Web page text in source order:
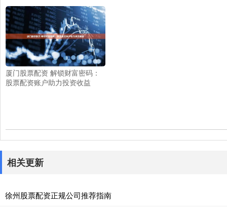
厦门股票配资 解锁财富密码：
股票配资账户助力投资收益
相关更新
徐州股票配资正规公司推荐指南